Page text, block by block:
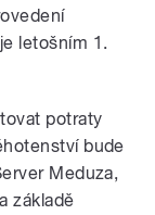
letošním 1.
potraty
bude
Meduza,
základě